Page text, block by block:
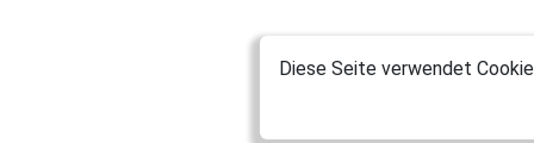
Diese Seite verwendet